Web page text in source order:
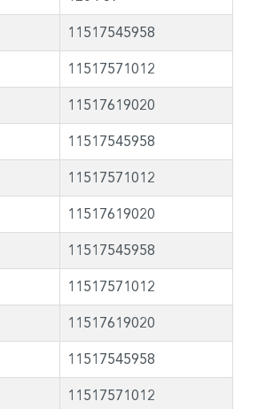
11517545958
11517571012
11517619020
11517545958
11517571012
11517619020
11517545958
11517571012
11517619020
11517545958
11517571012